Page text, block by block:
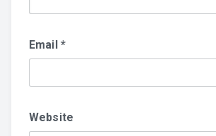
Email *
Website